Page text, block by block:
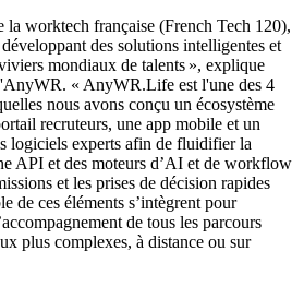
la worktech française (French Tech 120),
des solutions intelligentes et
mondiaux de talents », explique
« AnyWR.Life est l'une des 4
nous avons conçu un écosystème
recruteurs, une app mobile et un
logiciels experts afin de fluidifier la
API et des moteurs d’AI et de workflow
et les prises de décision rapides
de ces éléments s’intègrent pour
de tous les parcours
plus complexes, à distance ou sur